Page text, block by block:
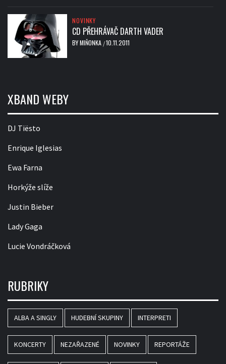
NOVINKY
CD PŘEHRÁVAČ DARTH VADER
BYMIŇONKA /10.11.2011
XBAND WEBY
DJ Tiësto
Enrique Iglesias
Ewa Farna
Horkýže slíže
Justin Bieber
Lady Gaga
Lucie Vondráčková
RUBRIKY
ALBA A SINGLY HUDEBNÍ SKUPINY INTERPRETI
KONCERTY NEZAŘAZENÉ NOVINKY REPORTÁŽE